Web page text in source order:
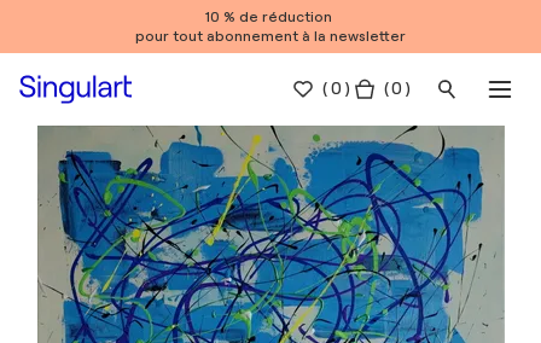
10 % de réduction
pour tout abonnement à la newsletter
(0 ) ( 0 )